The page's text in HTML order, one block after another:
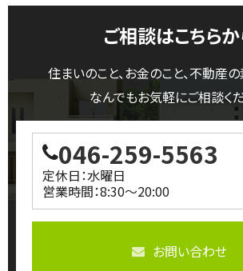
ご相談はこちら
住まいのこと、お金のこと、不動産
なんでもお気軽にご相談く
046-259-5563
定休日：水曜日
営業時間：8:30～20:00
お問い合わせ